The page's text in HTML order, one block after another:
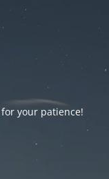
your patience!